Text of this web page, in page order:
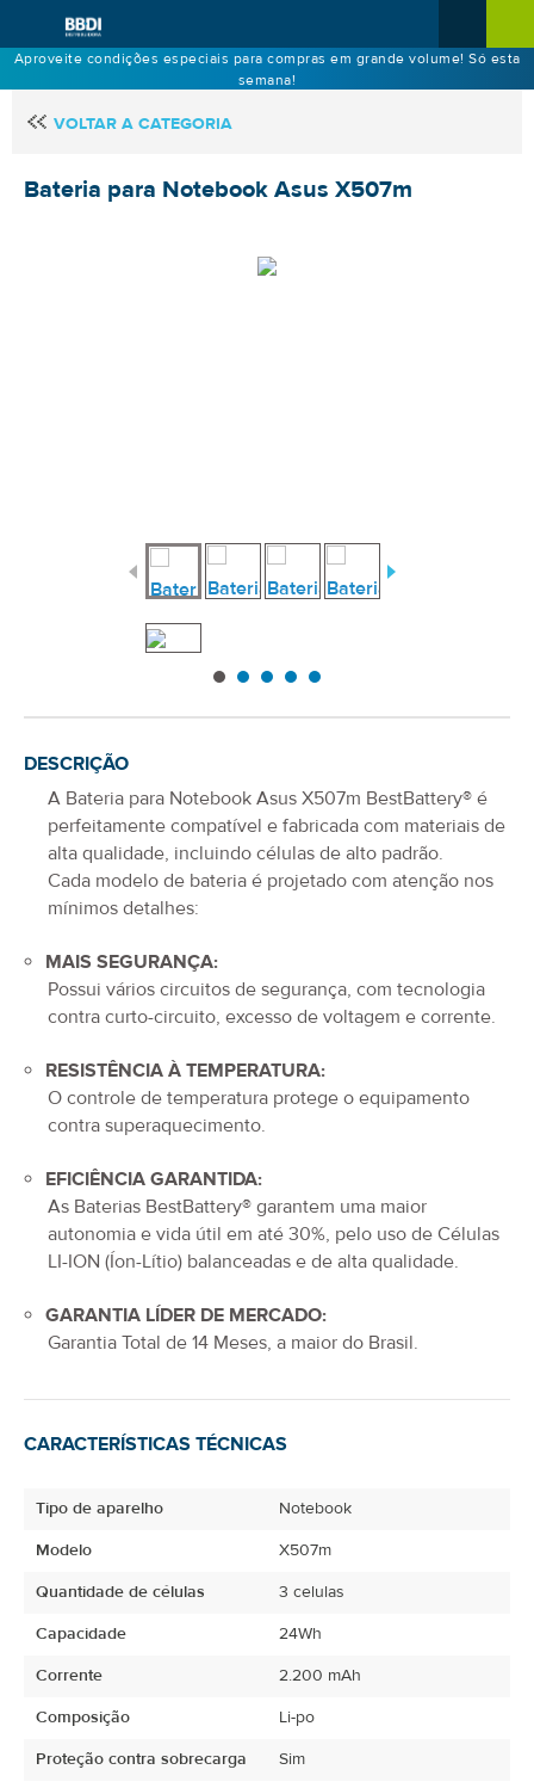
Aproveite condições especiais para compras em grande volume! Só esta
semana!
VOLTAR A CATEGORIA
Bateria para Notebook Asus X507m
DESCRIÇÃO
A Bateria para Notebook Asus X507m BestBattery® é
perfeitamente compatível e fabricada com materiais de
alta qualidade, incluindo células de alto padrão.
Cada modelo de bateria é projetado com atenção nos
mínimos detalhes:
MAIS SEGURANÇA:
Possui vários circuitos de segurança, com tecnologia
contra curto-circuito, excesso de voltagem e corrente.
RESISTÊNCIA À TEMPERATURA:
O controle de temperatura protege o equipamento
contra superaquecimento.
EFICIÊNCIA GARANTIDA:
As Baterias BestBattery® garantem uma maior
autonomia e vida útil em até 30%, pelo uso de Células
LI-ION (Íon-Lítio) balanceadas e de alta qualidade.
GARANTIA LÍDER DE MERCADO:
Garantia Total de 14 Meses, a maior do Brasil.
CARACTERÍSTICAS TÉCNICAS
Tipo de aparelho
Notebook
Modelo
X507m
Quantidade de células
3 celulas
Capacidade
24Wh
Corrente
2.200 mAh
Composição
Li-po
Proteção contra sobrecarga
Sim